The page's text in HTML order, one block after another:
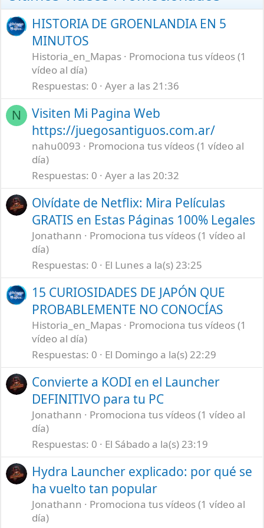
HISTORIA DE GROENLANDIA EN 5
MINUTOS
Historia_en_Mapas
Promociona tus vídeos (1
vídeo al día)
Respuestas 0 Ayer a las 21:36
N
Visiten Mi Pagina Web
https://juegosantiguos.com.ar/
nahu0093
Promociona tus vídeos (1 vídeo al
día)
Respuestas 0 Ayer a las 20:32
Olvídate de Netflix: Mira Películas
GRATIS en Estas Páginas 100% Legales
Jonathann
Promociona tus vídeos (1 vídeo al
día)
Respuestas 0 El Lunes a la(s) 23:25
15 CURIOSIDADES DE JAPÓN QUE
PROBABLEMENTE NO CONOCÍAS
Historia_en_Mapas
Promociona tus vídeos (1
vídeo al día)
Respuestas 0 El Domingo a la(s) 22:29
Convierte a KODI en el Launcher
DEFINITIVO para tu PC
Jonathann
Promociona tus vídeos (1 vídeo al
día)
Respuestas 0 El Sábado a la(s) 23:19
Hydra Launcher explicado: por qué se
ha vuelto tan popular
Jonathann
Promociona tus vídeos (1 vídeo al
día)